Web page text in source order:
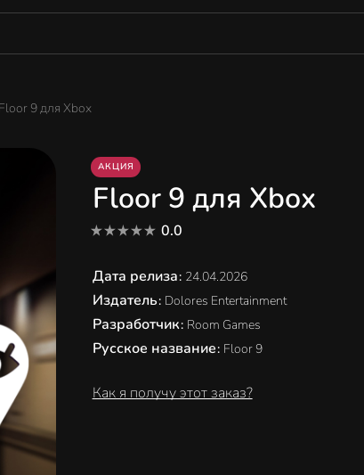
Floor 9 для Xbox
АКЦИЯ
Floor 9 для Xbox
0.0
Дата релиза: 24.04.2026
Издатель: Dolores Entertainment
Разработчик: Room Games
Русское название: Floor 9
Как я получу этот заказ?